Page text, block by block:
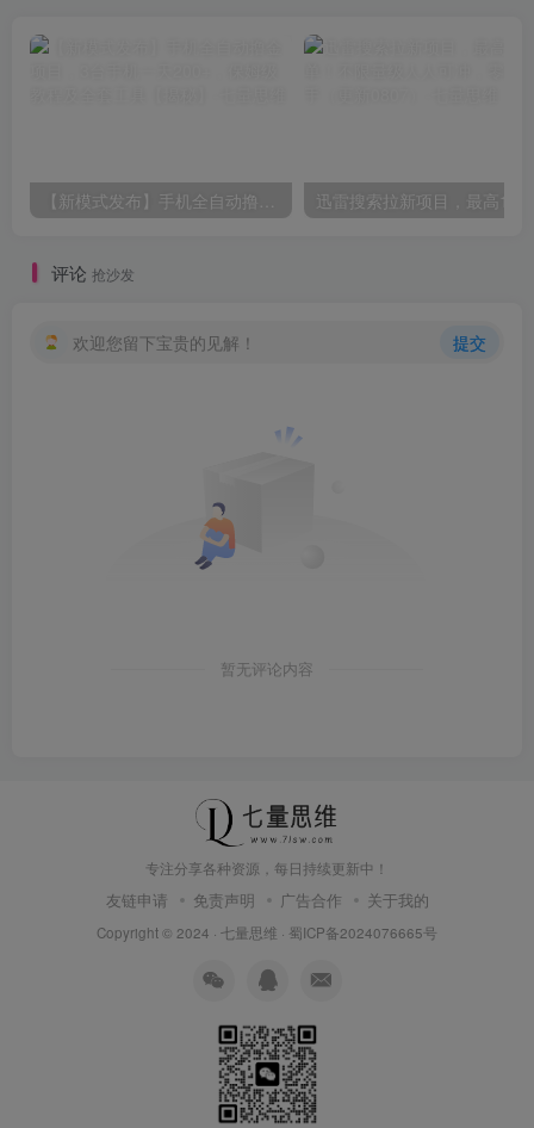
评论 抢沙发
欢迎您留下宝贵的见解！ 提交
暂无评论内容
专注分享各种资源，每日持续更新中！
友链申请 免责声明 广告合作 关于我的
Copyright © 2024 · 七量思维 · 蜀ICP备2024076665号